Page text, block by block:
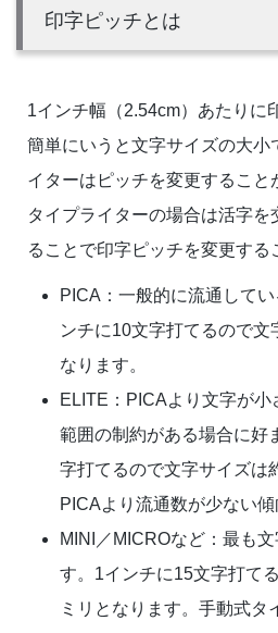
印字ピッチとは
1インチ幅（2.54cm）あたりに
簡単にいうと文字サイズの大小
イターはピッチを変更すること
タイプライターの場合は活字を
ることで印字ピッチを変更する
PICA：一般的に流通して
ンチに10文字打てるので文
なります。
ELITE：PICAより文字が
範囲の制約がある場合に好
字打てるので文字サイズは
PICAより流通数が少ない傾
MINI／MICROなど：最も
す。1インチに15文字打て
ミリとなります。手動式タ